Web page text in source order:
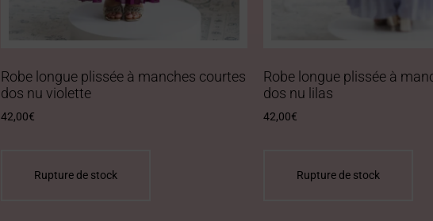
Robe longue plissée à manches courtes
dos nu violette
42,00€
Robe longue plissée à
dos nu lilas
42,00€